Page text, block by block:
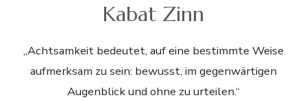
Kabat Zinn
„Achtsamkeit bedeutet, auf eine bestimmte Weise
aufmerksam zu sein: bewusst, im gegenwärtigen
Augenblick und ohne zu urteilen.“